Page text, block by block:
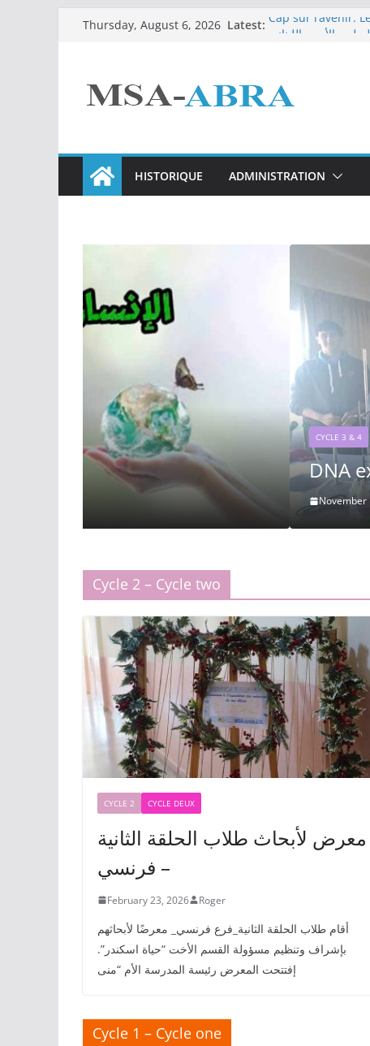
Thursday, August 6, 2026 Latest: Cap sur l’avenir:
الثانية – فرنسي
HISTORIQUE ADMINISTRATION
CYCLE 3 & 4
DNA extraction
Cycle 2 – Cycle two
CYCLE 2 CYCLE DEUX
معرض لأبحاث طلاب الحلقة الثانية
– فرنسي
February 23, 2026 Roger
أقام طلاب الحلقة الثانية_فرع فرنسي_ معرضًا لأبحاثهم
بإشراف وتنظيم مسؤولة القسم الأخت “حياة اسكندر”.
إفتتحت المعرض رئيسة المدرسة الأم “منى
Cycle 1 – Cycle one